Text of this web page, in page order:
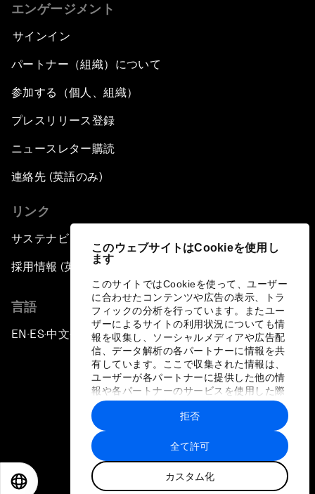
このウェブサイトはCookieを使用し
ます
このサイトではCookieを使って、ユーザー
に合わせたコンテンツや広告の表示、トラ
フィックの分析を行っています。またユー
ザーによるサイトの利用状況についても情
報を収集し、ソーシャルメディアや広告配
信、データ解析の各パートナーに情報を共
有しています。ここで収集された情報は、
ユーザーが各パートナーに提供した他の情
報や各パートナーのサービスを使用した際
に収集された情報と組み合わされ、各パー
トナーによって使用されることがありま
す。
全て許可
カスタム化
拒否
エンゲージメント
サインイン
パートナー（組織）について
参加する（個人、組織）
プレスリリース登録
ニュースレター購読
連絡先 (英語のみ)
リンク
サステナビリティへの取り組み
採用情報 (英語のみ)
言語
EN ▪ES▪中文▪ 日本語
プライバシーポリシーと利用規約
サイトマップ
©
世界経済フォーラム